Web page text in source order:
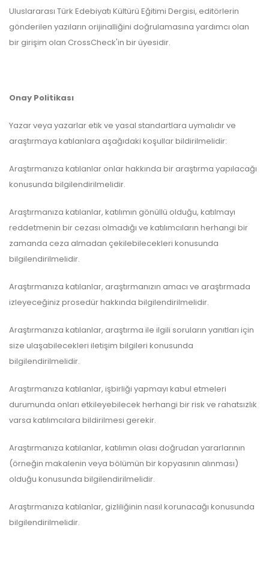
Uluslararası Türk Edebiyatı Kültürü Eğitimi Dergisi, editörlerin
gönderilen yazıların orijinalliğini doğrulamasına yardımcı olan
bir girişim olan CrossCheck'in bir üyesidir.
Onay Politikası
Yazar veya yazarlar etik ve yasal standartlara uymalıdır ve
araştırmaya katılanlara aşağıdaki koşullar bildirilmelidir:
Araştırmanıza katılanlar onlar hakkında bir araştırma yapılacağı
konusunda bilgilendirilmelidir.
Araştırmanıza katılanlar, katılımın gönüllü olduğu, katılmayı
reddetmenin bir cezası olmadığı ve katılımcıların herhangi bir
zamanda ceza almadan çekilebilecekleri konusunda
bilgilendirilmelidir.
Araştırmanıza katılanlar, araştırmanızın amacı ve araştırmada
izleyeceğiniz prosedür hakkında bilgilendirilmelidir.
Araştırmanıza katılanlar, araştırma ile ilgili soruların yanıtları için
size ulaşabilecekleri iletişim bilgileri konusunda
bilgilendirilmelidir.
Araştırmanıza katılanlar, işbirliği yapmayı kabul etmeleri
durumunda onları etkileyebilecek herhangi bir risk ve rahatsızlık
varsa katılımcılara bildirilmesi gerekir.
Araştırmanıza katılanlar, katılımın olası doğrudan yararlarının
(örneğin makalenin veya bölümün bir kopyasının alınması)
olduğu konusunda bilgilendirilmelidir.
Araştırmanıza katılanlar, gizliliğinin nasıl korunacağı konusunda
bilgilendirilmelidir.